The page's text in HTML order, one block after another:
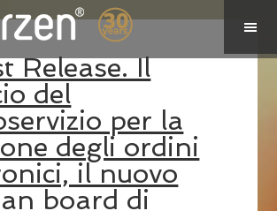
Release. Il
del
per la
degli ordini
il nuovo
board di